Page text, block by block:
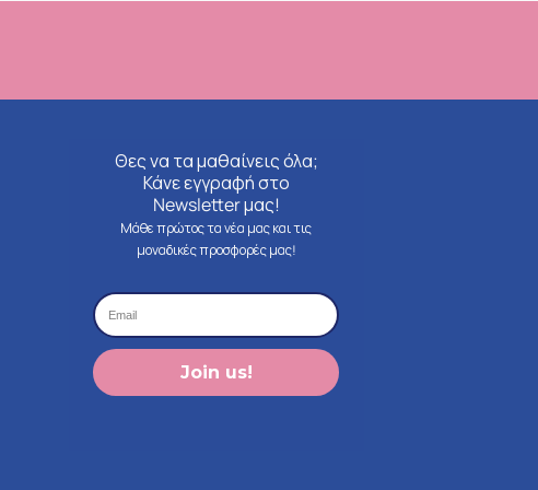
Θες να τα μαθαίνεις όλα;
Κάνε εγγραφή στο
Newsletter μας!
Μάθε πρώτος τα νέα μας και τις
μοναδικές προσφορές μας!
Join us!